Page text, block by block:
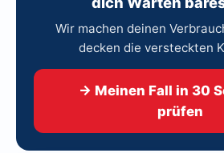
Wir machen deinen
decken die versteckten
→ Meinen Fall in 30
prüfen